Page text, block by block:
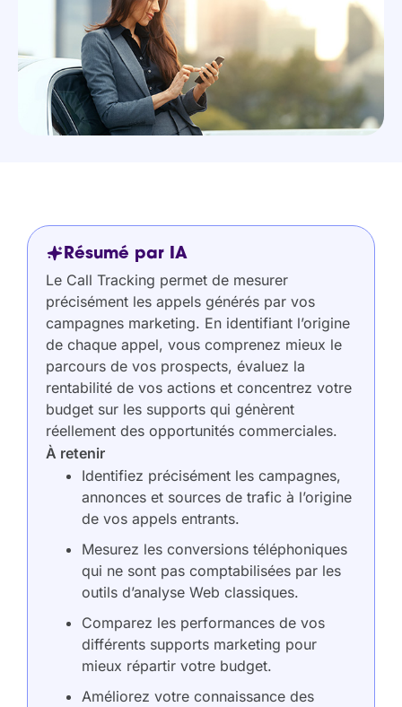
Résumé par IA
Le Call Tracking permet de mesurer
précisément les appels générés par vos
campagnes marketing. En identifiant l’origine
de chaque appel, vous comprenez mieux le
parcours de vos prospects, évaluez la
rentabilité de vos actions et concentrez votre
budget sur les supports qui génèrent
réellement des opportunités commerciales.
À retenir
Identifiez précisément les campagnes,
annonces et sources de trafic à l’origine
de vos appels entrants.
Mesurez les conversions téléphoniques
qui ne sont pas comptabilisées par les
outils d’analyse Web classiques.
Comparez les performances de vos
différents supports marketing pour
mieux répartir votre budget.
Améliorez votre connaissance des